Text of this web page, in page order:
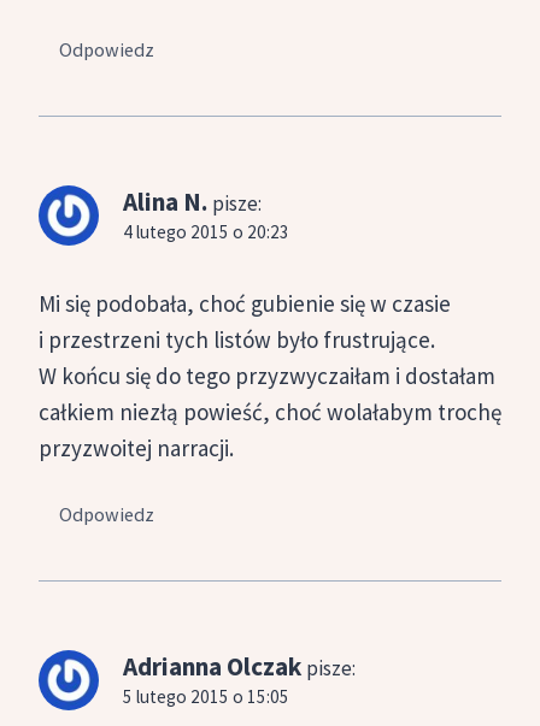
Odpowiedz
Alina N. pisze:
4 lutego 2015 o 20:23
Mi się podobała, choć gubienie się w czasie
i przestrzeni tych listów było frustrujące.
W końcu się do tego przyzwyczaiłam i dostałam
całkiem niezłą powieść, choć wolałabym trochę
przyzwoitej narracji.
Odpowiedz
Adrianna Olczak pisze:
5 lutego 2015 o 15:05